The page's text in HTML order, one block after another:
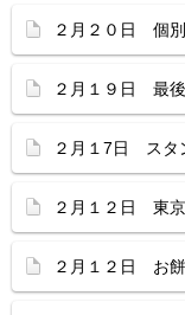
２月２０日 個
２月１９日 最
２月１7日 スタ
２月１２日 東京
２月１２日 お